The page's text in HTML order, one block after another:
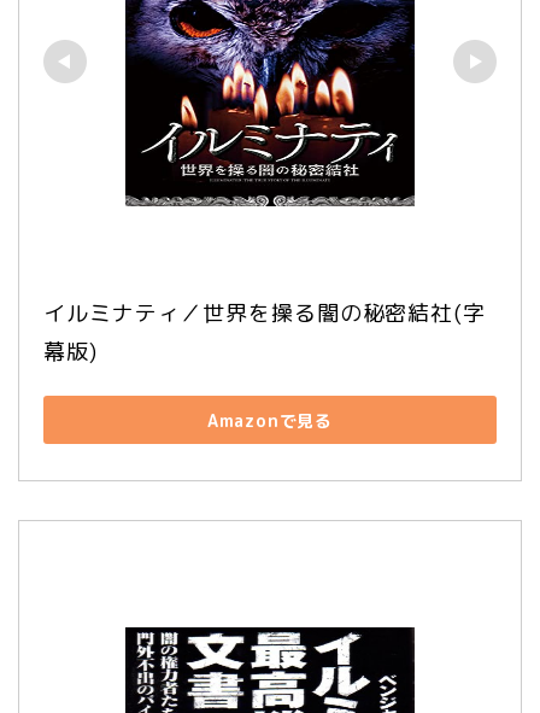
イルミナティ／世界を操る闇の秘密結社(字
幕版)
Amazonで見る